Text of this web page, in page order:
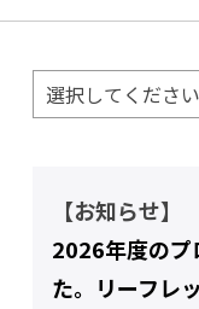
【お知らせ】
2026年度のプ
た。リーフレ